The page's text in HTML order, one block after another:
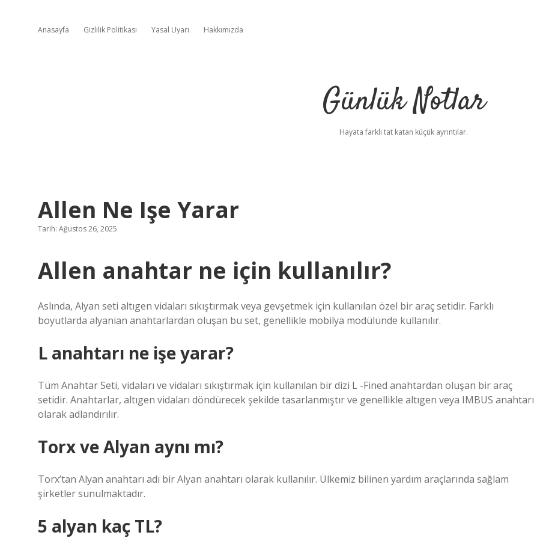
Anasayfa Gizlilik Politikası Yasal Uyarı Hakkımızda
Günlük Notlar
Hayata farklı tat katan küçük ayrıntılar.
Allen Ne Işe Yarar
Tarih: Ağustos 26, 2025
Allen anahtar ne için kullanılır?
Aslında, Alyan seti altıgen vidaları sıkıştırmak veya gevşetmek için kullanılan özel bir araç setidir. Farklı
boyutlarda alyanian anahtarlardan oluşan bu set, genellikle mobilya modülünde kullanılır.
L anahtarı ne işe yarar?
Tüm Anahtar Seti, vidaları ve vidaları sıkıştırmak için kullanılan bir dizi L -Fined anahtardan oluşan bir araç
setidir. Anahtarlar, altıgen vidaları döndürecek şekilde tasarlanmıştır ve genellikle altıgen veya IMBUS anahtarı
olarak adlandırılır.
Torx ve Alyan aynı mı?
Torx’tan Alyan anahtarı adı bir Alyan anahtarı olarak kullanılır. Ülkemiz bilinen yardım araçlarında sağlam
şirketler sunulmaktadır.
5 alyan kaç TL?